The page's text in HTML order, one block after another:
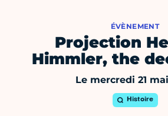
ÉVÈNEMENT
Projection
Himmler, the
Le mercredi 21
Histoire